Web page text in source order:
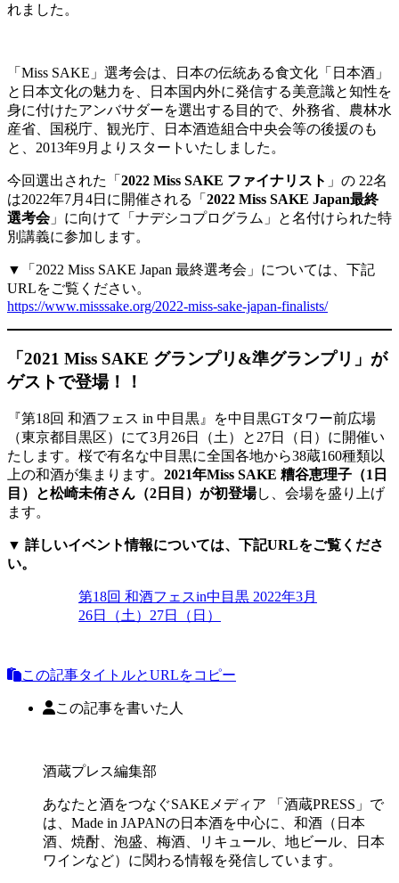
れました。
「Miss SAKE」選考会は、⽇本の伝統ある⾷⽂化「⽇本酒」
と⽇本⽂化の魅⼒を、⽇本国内外に発信する美意識と知性を
⾝に付けたアンバサダーを選出する⽬的で、外務省、農林⽔
産省、国税庁、観光庁、⽇本酒造組合中央会等の後援のも
と、2013年9⽉よりスタートいたしました。
今回選出された「 2022 Miss SAKE ファイナリスト 」の 22名
は2022年7⽉4⽇に開催される「 2022 Miss SAKE Japan最終
選考会」に向けて「ナデシコプログラム」と名付けられた特
別講義に参加します。
▼「2022 Miss SAKE Japan 最終選考会」については、下記
URLをご覧ください。
https://www.misssake.org/2022-miss-sake-japan-finalists/
「2021 Miss SAKE グランプリ&準グランプリ」が
ゲストで登場！！
『第18回 和酒フェス in 中目黒』を中目黒GTタワー前広場
（東京都目黒区）にて3月26日（土）と27日（日）に開催い
たします。桜で有名な中目黒に全国各地から38蔵160種類以
上の和酒が集まります。 2021年Miss SAKE 糟谷恵理子（1日
目）と松崎未侑さん（2日目）が初登場し、会場を盛り上げ
ます。
▼ 詳しいイベント情報については、下記URLをご覧くださ
い。
第18回 和酒フェスin中目黒 2022年3月
26日（土）27日（日）
この記事タイトルとURLをコピー
この記事を書いた人
酒蔵プレス編集部
あなたと酒をつなぐSAKEメディア 「酒蔵PRESS」で
は、Made in JAPANの日本酒を中心に、和酒（日本
酒、焼酎、泡盛、梅酒、リキュール、地ビール、日本
ワインなど）に関わる情報を発信しています。